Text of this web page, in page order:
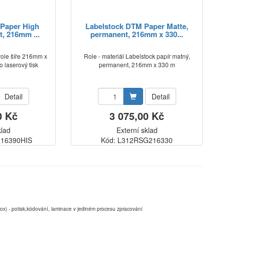
High
216mm ...
šíře 216mm x
laserový tisk
Detail
Kč
Labelstock DTM Paper Matte,
permanent, 216mm x 330...
Role - materiál Labelstock papír matný,
permanent, 216mm x 330 m
Detail
3 075,00 Kč
Externí sklad
Kód: L312RSG216330
- potisk,kódování, laminace v jediném procesu zpracování